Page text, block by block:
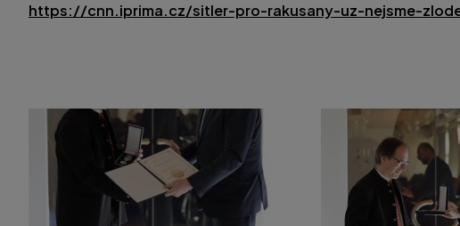
https://cnn.iprima.cz/sitler-pro-rakusany-uz-nejsme-